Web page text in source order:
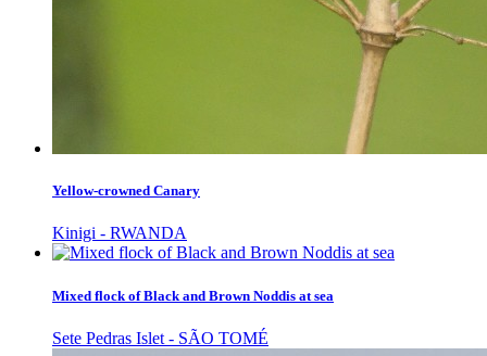
Yellow-crowned Canary
Kinigi - RWANDA
Mixed flock of Black and Brown Noddis at sea
Sete Pedras Islet - SÃO TOMÉ